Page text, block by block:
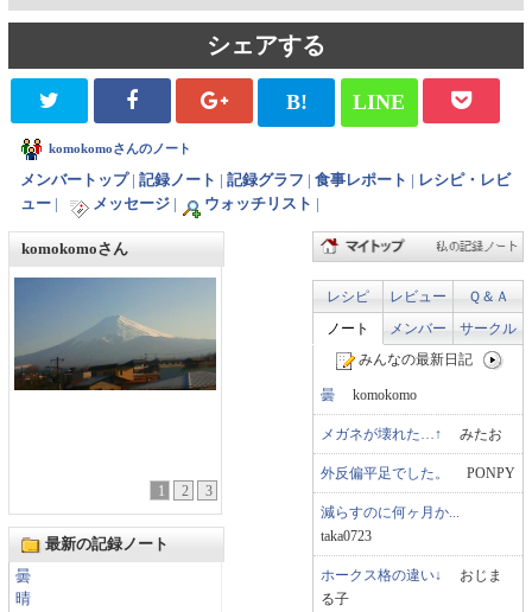
シェアする
B! LINE
komokomoさんのノート
メンバートップ| 記録ノート 記録グラフ 食事レポート
レシピ・レビ
ュー
メッセージ ウォッチリスト
komokomoさん
1 2 3
最新の記録ノート
曇
晴
レシピ レビュー
Ｑ＆Ａ
ノート
メンバー
サークル
みんなの最新日記
曇 komokomo
メガネが壊れた…↑ みたお
外反偏平足でした。 PONPY
減らすのに何ヶ月か...
taka0723
ホークス格の違い↓ おじま
る子